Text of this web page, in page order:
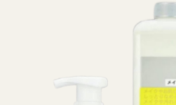
商品ラインナップ